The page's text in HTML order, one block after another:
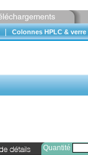
Colonnes HPLC & verre
Quantité